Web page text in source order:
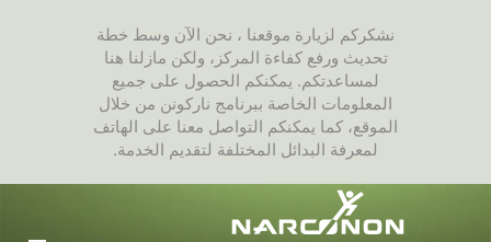
نشكركم لزيارة موقعنا ، نحن الآن وسط خطة
تحديث ورفع كفاءة المركز، ولكن مازلنا هنا
لمساعدتكم. يمكنكم الحصول على جميع
المعلومات الخاصة ببرنامج ناركونن من خلال
الموقع، كما يمكنكم التواصل معنا على الهاتف
لمعرفة البدائل المختلفة لتقديم الخدمة.